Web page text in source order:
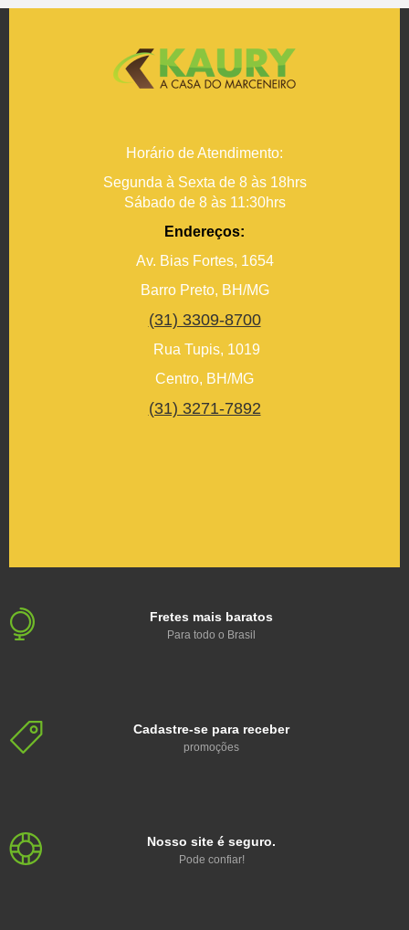
Horário de Atendimento:
Segunda à Sexta de 8 às 18hrs
Sábado de 8 às 11:30hrs
Endereços:
Av. Bias Fortes, 1654
Barro Preto, BH/MG
(31) 3309-8700
Rua Tupis, 1019
Centro, BH/MG
(31) 3271-7892
Fretes mais baratos
Para todo o Brasil
Cadastre-se para receber
promoções
Nosso site é seguro.
Pode confiar!